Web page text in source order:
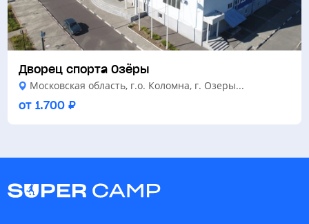
Дворец спорта Озёры
Московская область, г.о. Коломна, г. Озеры...
от 1.700 ₽